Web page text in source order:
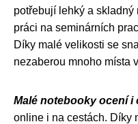
potřebují lehký a
práci na seminárních
Díky malé velikosti se
nezaberou mnoho místa
Malé notebooky ocení i
online i na cestách. Díky